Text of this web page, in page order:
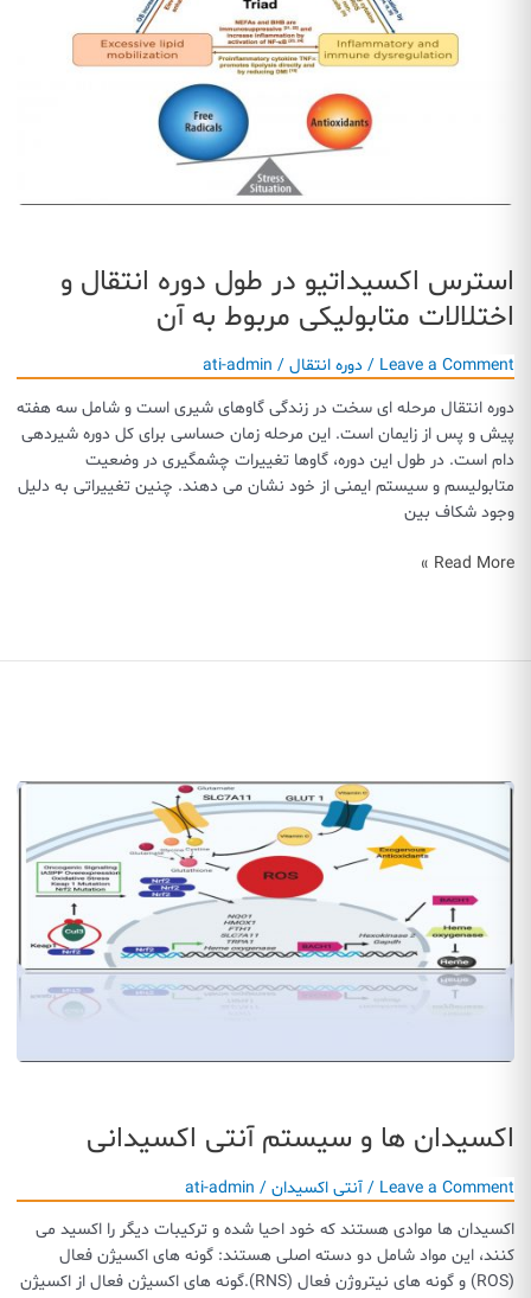
استرس اکسیداتیو در طول دوره انتقال و
اختلالات متابولیکی مربوط به آن
Leave a Comment
/ دوره انتقال/
ati-admin
دوره انتقال مرحله ای سخت در زندگی گاوهای شیری است و شامل سه هفته
پیش و پس از زایمان است. این مرحله زمان حساسی برای کل دوره شیردهی
دام است. در طول این دوره، گاوها تغییرات چشمگیری در وضعیت
متابولیسم و سیستم ایمنی از خود نشان می دهند. چنین تغییراتی به دلیل
وجود شکاف بین
استرس
دوره
مربوط
آن
Read More »
اکسیدان ها و سیستم آنتی اکسیدانی
Leave a Comment
/ آنتی اکسیدان/
ati-admin
اکسیدان ها موادی هستند که خود احیا شده و ترکیبات دیگر را اکسید می
کنند، این مواد شامل دو دسته اصلی هستند: گونه های اکسیژن فعال
(ROS) و گونه های نیتروژن فعال (RNS).گونه های اکسیژن فعال از اکسیژن